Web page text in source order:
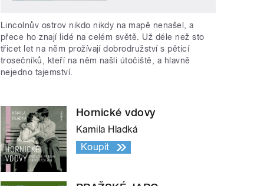
Lincolnův ostrov nikdo nikdy na mapě nenašel, a
přece ho znají lidé na celém světě. Už déle než sto
třicet let na něm prožívají dobrodružství s pěticí
trosečníků, kteří na něm našli útočiště, a hlavně
nejedno tajemství.
Hornické vdovy
Kamila Hladká
Koupit